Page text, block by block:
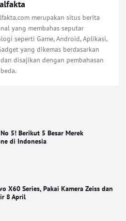
merupakan situs berita
yang membahas seputar
seperti Game, Android, Aplikasi,
yang dikemas berdasarkan
disajikan dengan pembahasan
5! Berikut 5 Besar Merek
di Indonesia
X60 Series, Pakai Kamera Zeiss dan
8 April